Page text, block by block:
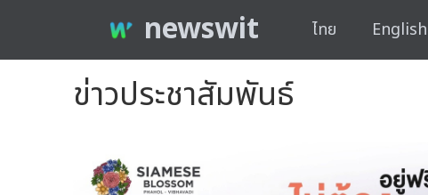
newswit ไทย English
ข่าวประชาสัมพันธ์